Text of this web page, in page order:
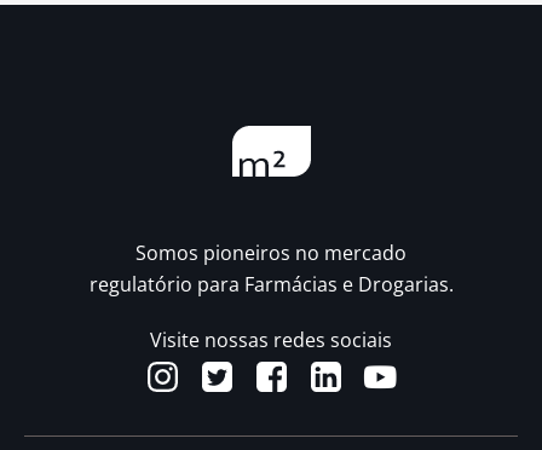
Somos pioneiros no mercado
regulatório para Farmácias e Drogarias.
Visite nossas redes sociais